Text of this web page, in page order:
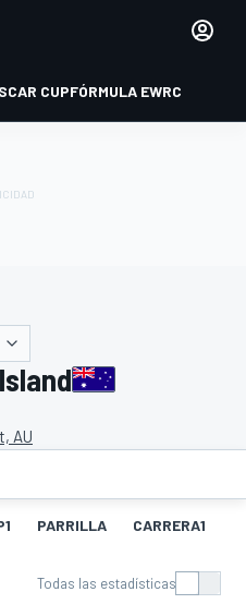
CUPFÓRMULA EWRC
AU
PARRILLA CARRERA1
Todas las estadísticas